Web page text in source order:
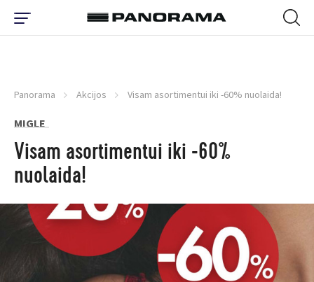
Panorama Akcijos Visam asortimentui iki -60% nuolaida!
MIGLE
Visam asortimentui iki -60%
nuolaida!